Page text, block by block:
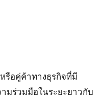
รือคู่ค้าทางธุรกิจที่มี
มร่วมมือในระยะยาวกับ